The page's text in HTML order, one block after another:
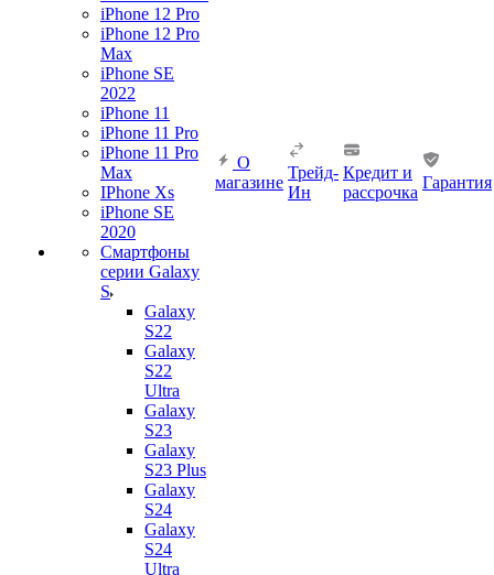
iPhone 12 Pro
iPhone 12 Pro
Max
iPhone SE
2022
iPhone 11
iPhone 11 Pro
iPhone 11 Pro
Max
IPhone Xs
iPhone SE
2020
Смартфоны
серии Galaxy
S
Galaxy
S22
Galaxy
S22
Ultra
Galaxy
S23
Galaxy
S23 Plus
Galaxy
S24
Galaxy
S24
Ultra
О
магазине
Трейд-
Ин
Кредит и
рассрочка
Гарантия